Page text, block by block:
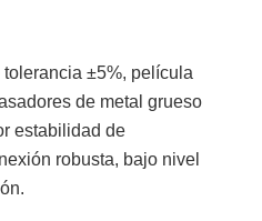
±5%, película
de metal grueso
estabilidad de
robusta, bajo nivel